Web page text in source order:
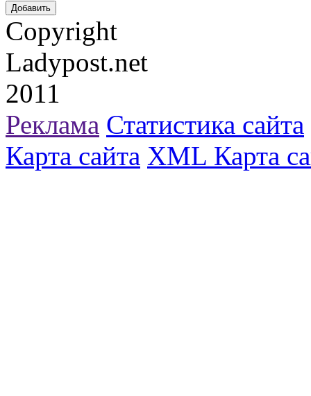
Copyright
Ladypost.net
2011
Реклама Статистика сайта
Карта сайта XML Карта